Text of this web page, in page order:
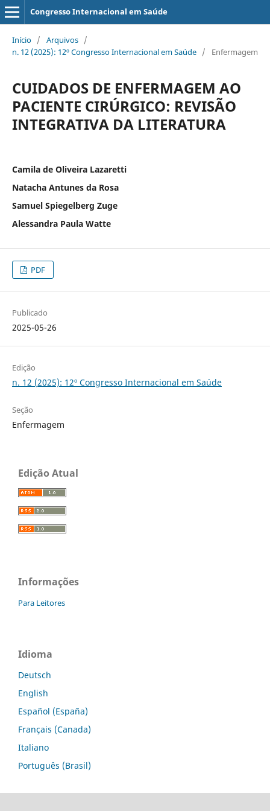
Congresso Internacional em Saúde
Início / Arquivos /
n. 12 (2025): 12º Congresso Internacional em Saúde / Enfermagem
CUIDADOS DE ENFERMAGEM AO
PACIENTE CIRÚRGICO: REVISÃO
INTEGRATIVA DA LITERATURA
Camila de Oliveira Lazaretti
Natacha Antunes da Rosa
Samuel Spiegelberg Zuge
Alessandra Paula Watte
PDF
Publicado
2025-05-26
Edição
n. 12 (2025): 12º Congresso Internacional em Saúde
Seção
Enfermagem
Edição Atual
Informações
Para Leitores
Idioma
Deutsch
English
Español (España)
Français (Canada)
Italiano
Português (Brasil)